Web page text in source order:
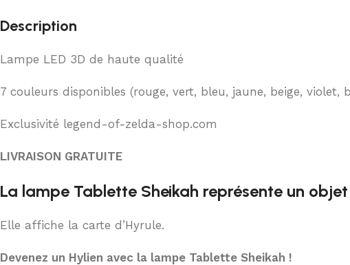
Description
Lampe LED 3D de haute qualité
7 couleurs disponibles (rouge, vert, bleu, jaune, beige, violet,
Exclusivité legend-of-zelda-shop.com
LIVRAISON GRATUITE
La lampe Tablette Sheikah représente un
Elle affiche la carte d’Hyrule.
Devenez un Hylien avec la lampe Tablette Sheikah !